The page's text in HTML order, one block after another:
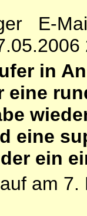
E-
in
eine
eine
ein
am 7.